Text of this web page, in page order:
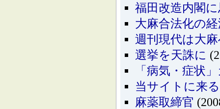
福田改造内閣
大麻合法化の
週刊現代は大
選挙を天誅に
「病気・症状
当サイトに来
麻薬取締官